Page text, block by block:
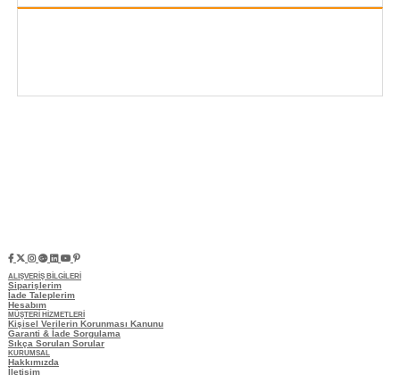
ALIŞVERİŞ BİLGİLERİ
Siparişlerim
İade Taleplerim
Hesabım
MÜŞTERİ HİZMETLERİ
Kişisel Verilerin Korunması Kanunu
Garanti & İade Sorgulama
Sıkça Sorulan Sorular
KURUMSAL
Hakkımızda
İletişim